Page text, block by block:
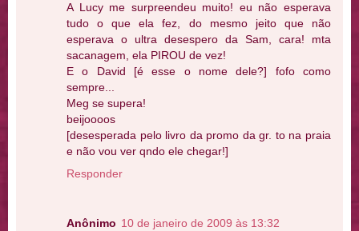
A Lucy me surpreendeu muito! eu não esperava
tudo o que ela fez, do mesmo jeito que não
esperava o ultra desespero da Sam, cara! mta
sacanagem, ela PIROU de vez!
E o David [é esse o nome dele?] fofo como
sempre...
Meg se supera!
beijoooos
[desesperada pelo livro da promo da gr. to na praia
e não vou ver qndo ele chegar!]
Responder
Anônimo 10 de janeiro de 2009 às 13:32